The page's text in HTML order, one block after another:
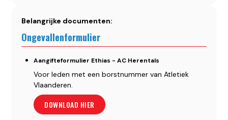
Belangrijke documenten:
Ongevallenformulier
Aangifteformulier Ethias - AC Herentals
Voor leden met een borstnummer van Atletiek
Vlaanderen.
DOWNLOAD HIER